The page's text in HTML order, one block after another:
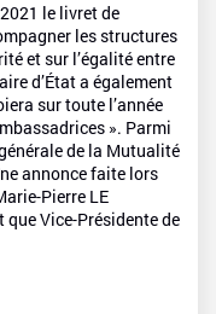
le livret de
les structures
et sur l’égalité entre
d’État a également
sur toute l’année
». Parmi
de la Mutualité
annonce faite lors
Pierre LE
que Vice-Présidente de